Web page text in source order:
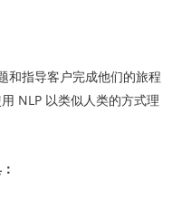
和指导客户完成他们的旅程
NLP 以类似人类的方式理